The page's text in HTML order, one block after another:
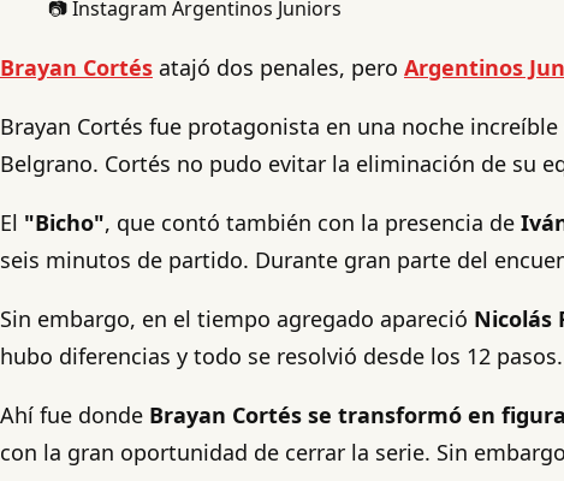
📷 Instagram Argentinos Juniors
Brayan Cortés atajó dos penales, pero Argentinos
Brayan Cortés fue protagonista en una noche
Belgrano. Cortés no pudo evitar la eliminación de su
El "Bicho", que contó también con la presencia de
seis minutos de partido. Durante gran parte del
Sin embargo, en el tiempo agregado apareció Nicolás
hubo diferencias y todo se resolvió desde los 12 pasos.
Ahí fue donde Brayan Cortés se transformó en
con la gran oportunidad de cerrar la serie. Sin